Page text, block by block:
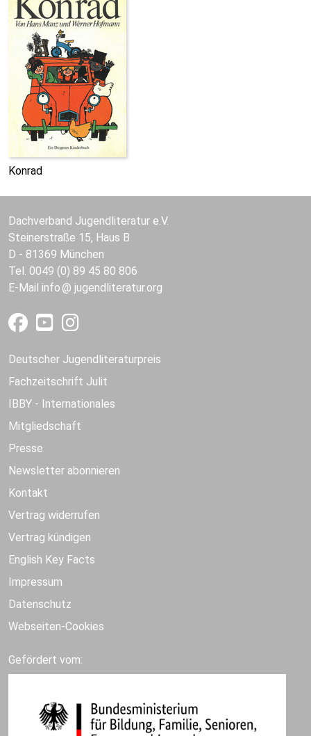
Konrad
Dachverband Jugendliteratur e.V.
Steinerstraße 15, Haus B
D - 81369 München
Tel. 0049 (0) 89 45 80 806
E-Mail info jugendliteratur.org
Deutscher Jugendliteraturpreis
Fachzeitschrift Julit
IBBY - Internationales
Mitgliedschaft
Presse
Newsletter abonnieren
Kontakt
Vertrag widerrufen
Vertrag kündigen
English Key Facts
Impressum
Datenschutz
Webseiten-Cookies
Gefördert vom: